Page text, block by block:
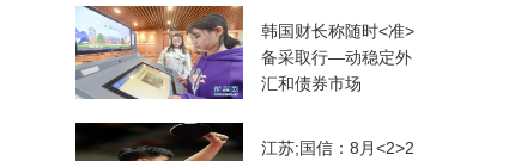
韩国财长称随时<准>
备采取行—动稳定外
汇和债券市场
江苏;国信：8月<2>2